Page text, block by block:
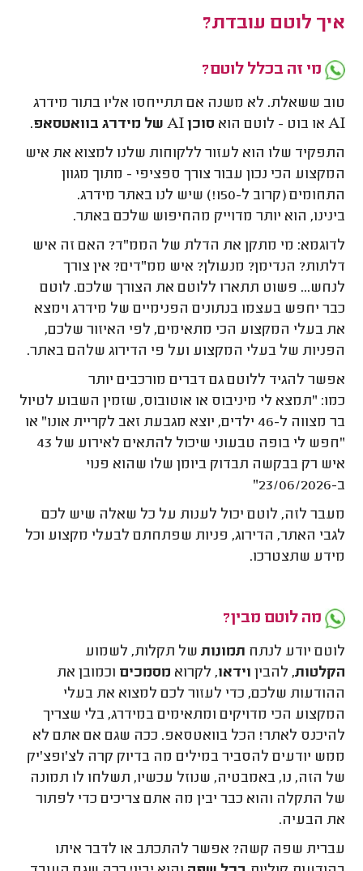
איך לוטם עובדת?
מי זה בכלל לוטם?
טוב ששאלת. לא משנה אם תתייחסו אליו בתור מידרג
AI או בוט - לוטם הוא
סוכן AI של מידרג בוואטסאפ
.
התפקיד שלו הוא לעזור ללקוחות שלנו למצוא את איש
המקצוע הכי נכון עבור צורך ספציפי - מתוך מגוון
התחומים (קרוב ל-150!) שיש לנו באתר מידרג.
בינינו, הוא יותר מדוייק מהחיפוש שלכם באתר.
לדוגמא: מי מתקן את הדלת של הממ"ד? האם זה איש
דלתות? הנדימן? מנעולן? איש ממ"דים? אין צורך
לנחש... פשוט תתארו ללוטם את הצורך שלכם. לוטם
כבר יחפש בעצמו בנתונים הפנימיים של מידרג וימצא
את בעלי המקצוע הכי מתאימים, לפי האיזור שלכם,
הפניות של בעלי המקצוע ועל פי הדירוג שלהם באתר.
אפשר להגיד ללוטם גם דברים מורכבים יותר
כמו: "תמצא לי מיניבוס או אוטובוס, שזמין השבוע לטיול
בר מצווה ל-46 ילדים, יוצא מגבעת זאב לקריית אונו" או
"חפש לי בופה טבעוני שיכול להתאים לאירוע של 43
איש רק בבקשה תבדוק ביומן שלו שהוא פנוי
ב-23/06/2026"
מעבר לזה, לוטם יכול לענות על כל שאלה שיש לכם
לגבי האתר, הדירוג, פניות שפתחתם לבעלי מקצוע וכל
מידע שתצטרכו.
מה לוטם מבין?
לוטם יודע לנתח תמונות של תקלות, לשמוע
הקלטות, להבין וידאו, לקרוא מסמכים וכמובן את
ההודעות שלכם, כדי לעזור לכם למצוא את בעלי
המקצוע הכי מדויקים ומתאימים במידרג, בלי שצריך
להיכנס לאתר! הכל בוואטסאפ. ככה שגם אם אתם לא
ממש יודעים להסביר במילים מה בדיוק קרה לצ'ופצ'יק
של הזה, נו, באמבטיה, שנוזל עכשיו, תשלחו לו תמונה
של התקלה והוא כבר יבין מה אתם צריכים כדי לפתור
את הבעיה.
עברית שפה קשה? אפשר להתכתב או לדבר איתו